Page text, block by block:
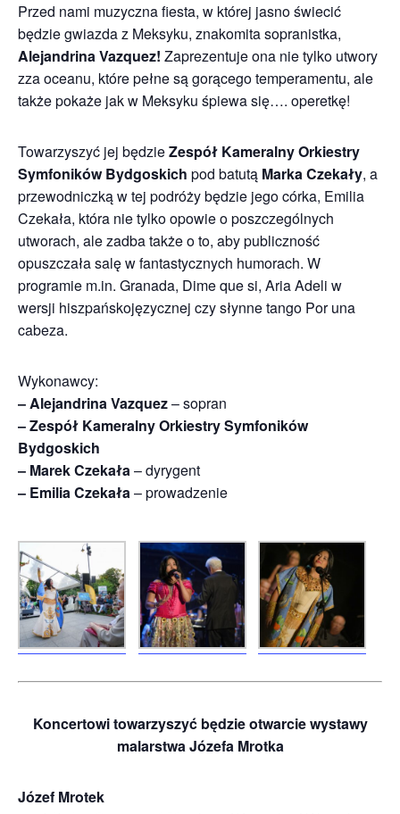
Przed nami muzyczna fiesta, w której jasno świecić
będzie gwiazda z Meksyku, znakomita sopranistka,
Alejandrina Vazquez! Zaprezentuje ona nie tylko utwory
zza oceanu, które pełne są gorącego temperamentu, ale
także pokaże jak w Meksyku śpiewa się…. operetkę!
Towarzyszyć jej będzieZespół Kameralny Orkiestry
Symfoników Bydgoskich pod batutą Marka Czekały, a
przewodniczką w tej podróży będzie jego córka, Emilia
Czekała, która nie tylko opowie o poszczególnych
utworach, ale zadba także o to, aby publiczność
opuszczała salę w fantastycznych humorach. W
programie m.in. Granada, Dime que si, Aria Adeli w
wersji hiszpańskojęzycznej czy słynne tango Por una
cabeza.
Wykonawcy:
– Alejandrina Vazquez– sopran
– Zespół Kameralny Orkiestry Symfoników
Bydgoskich
– Marek Czekała– dyrygent
– Emilia Czekała– prowadzenie
Koncertowi towarzyszyć będzie otwarcie wystawy
malarstwa Józefa Mrotka
Józef Mrotek